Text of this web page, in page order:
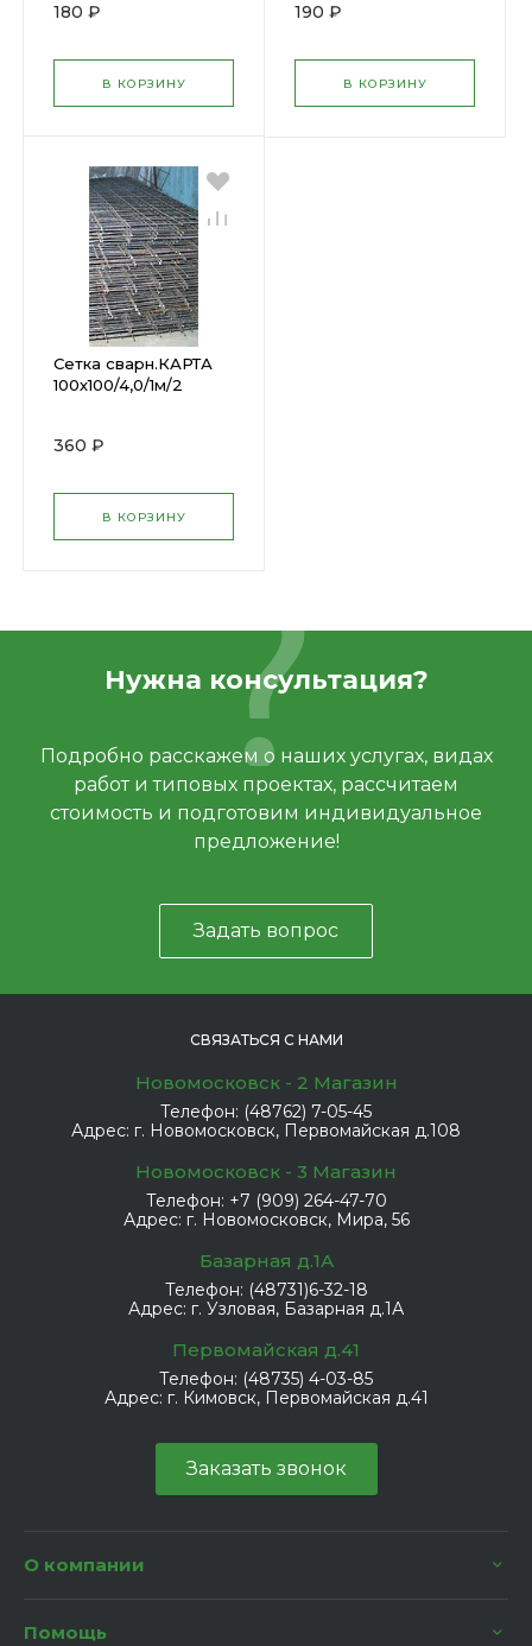
180 ₽
В КОРЗИНУ
190 ₽
В КОРЗИНУ
Сетка сварн.КАРТА
100х100/4,0/1м/2
360 ₽
В КОРЗИНУ
Нужна консультация?
Подробно расскажем о наших услугах, видах
работ и типовых проектах, рассчитаем
стоимость и подготовим индивидуальное
предложение!
Задать вопрос
СВЯЗАТЬСЯ С НАМИ
Новомосковск - 2 Магазин
Телефон: (48762) 7-05-45
Адрес: г. Новомосковск, Первомайская д.108
Новомосковск - 3 Магазин
Телефон: +7 (909) 264-47-70
Адрес: г. Новомосковск, Мира, 56
Базарная д.1А
Телефон: (48731)6-32-18
Адрес: г. Узловая, Базарная д.1А
Первомайская д.41
Телефон: (48735) 4-03-85
Адрес: г. Кимовск, Первомайская д.41
Заказать звонок
О компании
Помощь